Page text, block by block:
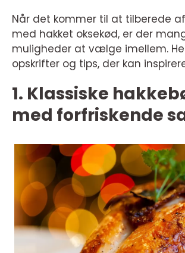
Når det kommer til at tilberede
med hakket oksekød, er der
muligheder at vælge imellem.
opskrifter og tips, der kan
1. Klassiske
med forfriskende